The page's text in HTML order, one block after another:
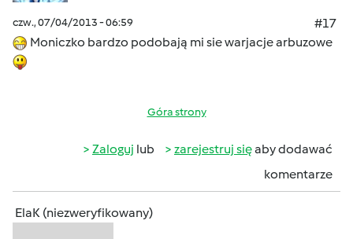
czw., 07/04/2013 - 06:59
#17
Moniczko bardzo podobają mi sie warjacje arbuzowe
Góra strony
Zaloguj lub zarejestruj sięaby dodawać
komentarze
ElaK (niezweryfikowany)